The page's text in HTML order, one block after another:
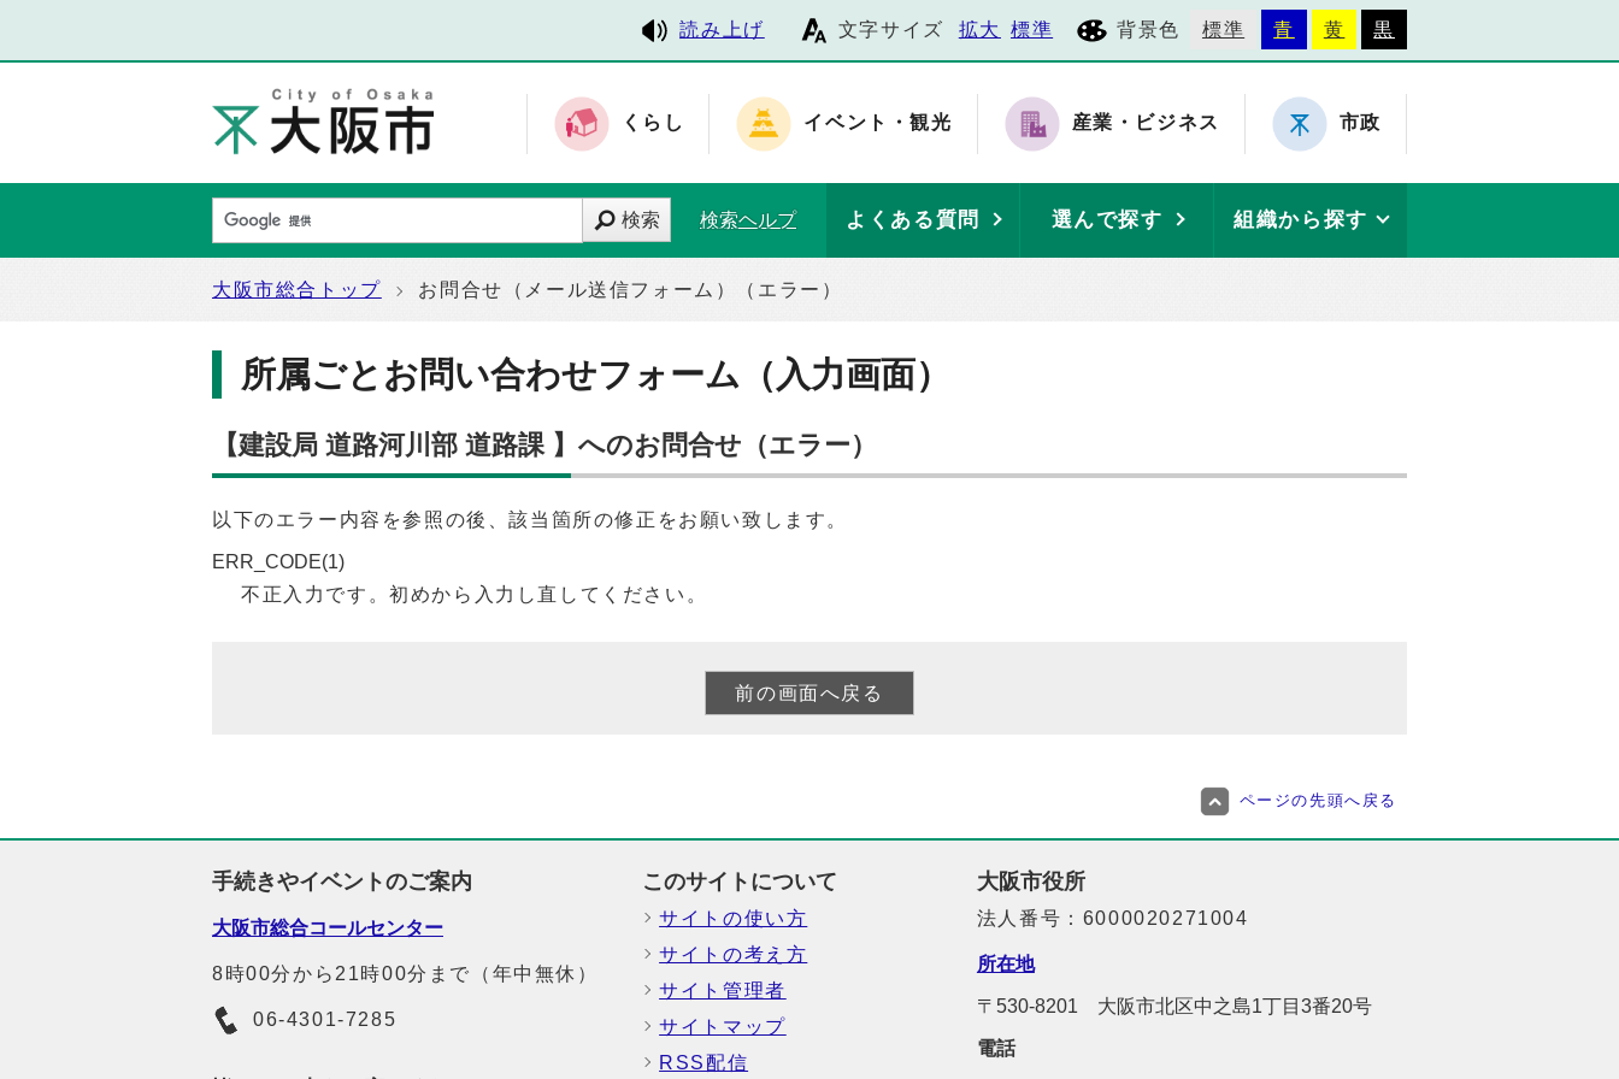
読み上げ 文字サイズ 拡大 標準 背景色 標準 青 黄 黒
くらし イベント・観光 産業・ビジネス 市政
検索 検索ヘルプ よくある質問 選んで探す 組織から探す
大阪市総合トップ お問合せ（メール送信フォーム）（エラー）
所属ごとお問い合わせフォーム（入力画面）
【建設局 道路河川部 道路課 】へのお問合せ（エラー）
以下のエラー内容を参照の後、該当箇所の修正をお願い致します。
ERR_CODE(1)
不正入力です。初めから入力し直してください。
ページの先頭へ戻る
手続きやイベントのご案内
大阪市総合コールセンター
8時00分から21時00分まで（年中無休）
06-4301-7285
このサイトについて
サイトの使い方
サイトの考え方
サイト管理者
サイトマップ
RSS配信
大阪市役所
法人番号：6000020271004
所在地
〒530-8201 大阪市北区中之島1丁目3番20号
電話